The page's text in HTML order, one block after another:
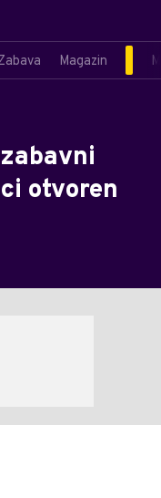
Magazin
otvoren